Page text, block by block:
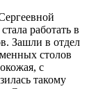
работать в
Зашли в отдел
столов
с
такому